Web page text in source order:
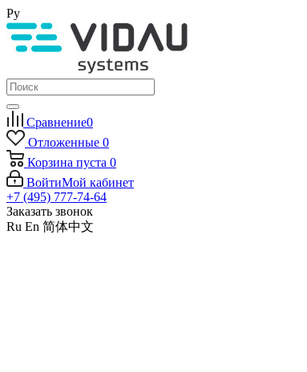
Ру
Сравнение0
Отложенные 0
Корзина пуста 0
ВойтиМой кабинет
+7 (495) 777-74-64
Заказать звонок
Ru En 简体中文